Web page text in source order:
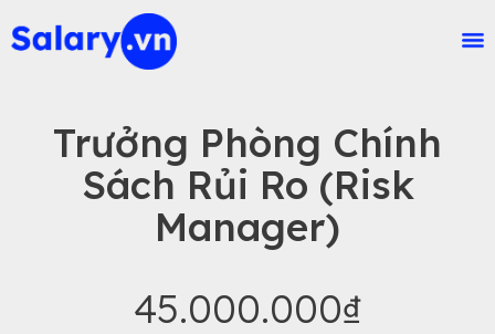
Trưởng Phòng Chính
Sách Rủi Ro (Risk
Manager)
45.000.000₫